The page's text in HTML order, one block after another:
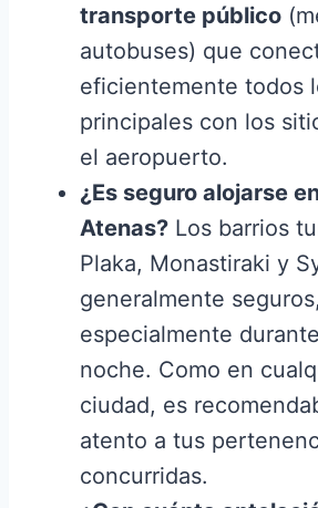
transporte público
autobuses) que
eficientemente todos
principales con los
el aeropuerto.
¿Es seguro alojarse
Atenas? Los barrios
Plaka, Monastiraki y
generalmente seguros,
especialmente
noche. Como en
ciudad, es
atento a tus
concurridas.